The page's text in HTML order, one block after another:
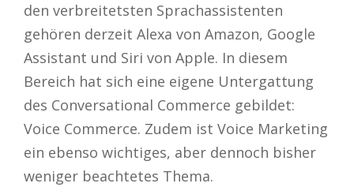
den verbreitetsten Sprachassistenten
gehören derzeit Alexa von Amazon, Google
Assistant und Siri von Apple. In diesem
Bereich hat sich eine eigene Untergattung
des Conversational Commerce gebildet:
Voice Commerce. Zudem ist Voice Marketing
ein ebenso wichtiges, aber dennoch bisher
weniger beachtetes Thema.